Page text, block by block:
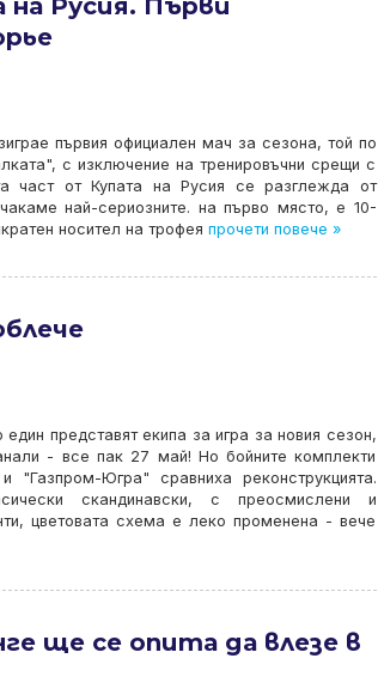
на Русия. Първи
първия официален мач за сезона, той по
с изключение на тренировъчни срещи с
част от Купата на Русия се разглежда от
най-сериозните. на първо място, е 10-
носител на трофея прочети повече »
представят екипа за игра за новия сезон,
- все пак 27 май! Но бойните комплекти
"Газпром-Югра" сравниха реконструкцията.
скандинавски, с преосмислени и
цветовата схема е леко променена - вече
ще се опита да влезе в